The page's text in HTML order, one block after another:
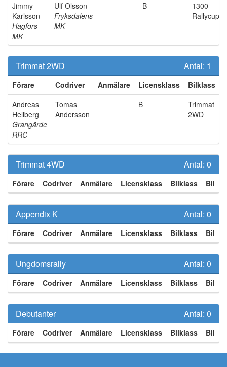
Jimmy
Karlsson
Hagfors
MK
Ulf Olsson
Fryksdalens
MK
B
1300
Rallycup
Trimmat 2WD Antal: 1
Förare Codriver Anmälare Licensklass Bilklass
Andreas
Hellberg
Grangärde
RRC
Tomas
Andersson
B
Trimmat
2WD
Trimmat 4WD Antal: 0
Förare Codriver Anmälare Licensklass Bilklass Bil
Appendix K Antal: 0
Förare Codriver Anmälare Licensklass Bilklass Bil
Ungdomsrally Antal: 0
Förare Codriver Anmälare Licensklass Bilklass Bil
Debutanter Antal: 0
Förare Codriver Anmälare Licensklass Bilklass Bil